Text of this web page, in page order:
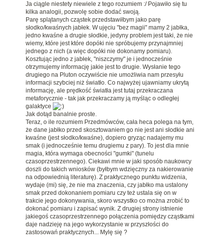
Ja ciągle niestety niewiele z tego rozumiem :/ Pojawiło się tu
kilka analogii, pozwolę sobie dodać swoją.
Parę splątanych cząstek przedstawiłbym jako parę
słodko/kwaśnych jabłek. W ujęciu "bez magii" mamy 2 jabłka,
jedno kwaśne a drugie słodkie, jedyny problem jest taki, że nie
wiemy, które jest które dopóki nie spróbujemy przynajmniej
jednego z nich (a więc dopóki nie dokonamy pomiaru).
Kosztując jedno z jabłek, "niszczymy" je i jednocześnie
otrzymujemy informację jakie jest to drugie. Wysłanie tego
drugiego na Pluton oczywiście nie umożliwia nam przesyłu
informacji szybciej niż światło. Co najwyżej ujawniamy ukrytą
informację, ale prędkość światła jest tutaj przekraczana
metaforycznie - tak jak przekraczamy ją myśląc o odległej
galaktyce
Jak dotąd banalnie proste.
Teraz, o ile rozumiem Przedmówców, cała heca polega na tym,
że dane jabłko przed skosztowaniem go nie jest ani słodkie ani
kwaśne (jest słodko/kwaśne), dopiero gryząc nadajemy mu
smak (i jednocześnie temu drugiemu z pary). To jest dla mnie
magia, która wymaga obecności "gumki" (tunelu
czasoprzestrzennego). Ciekawi mnie w jaki sposób naukowcy
doszli do takich wniosków (byłbym wdzięczny za nakierowanie
na odpowiednią literaturę). Z praktycznego punktu widzenia,
wydaje (mi) się, że nie ma znaczenia, czy jabłko ma ustalony
smak przed dokonaniem pomiaru czy też ustala się on w
trakcie jego dokonywania, skoro wszystko co można zrobić to
dokonać pomiaru i zapisać wynik. Z drugiej strony istnienie
jakiegoś czasoprzestrzennego połączenia pomiędzy cząstkami
daje nadzieję na jego wykorzystanie w przyszłości do
zastosowań praktycznych... Mylę się ?